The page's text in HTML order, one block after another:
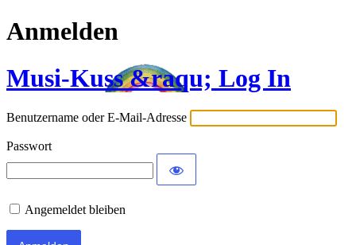
Anmelden
Musi-Kuss &raqu; Log In
Benutzername oder E-Mail-Adresse
Passwort
Angemeldet bleiben